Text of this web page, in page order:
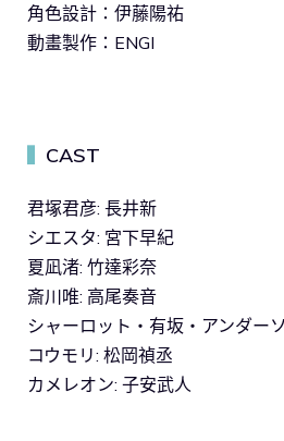
角色設計：伊藤陽祐
動畫製作：ENGI
CAST
君塚君彦: 長井新
シエスタ: 宮下早紀
夏凪渚: 竹達彩奈
斎川唯: 高尾奏音
シャーロット・有坂・アンダー
コウモリ: 松岡禎丞
カメレオン: 子安武人